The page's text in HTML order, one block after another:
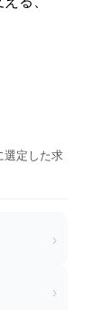
選定した求
›
›